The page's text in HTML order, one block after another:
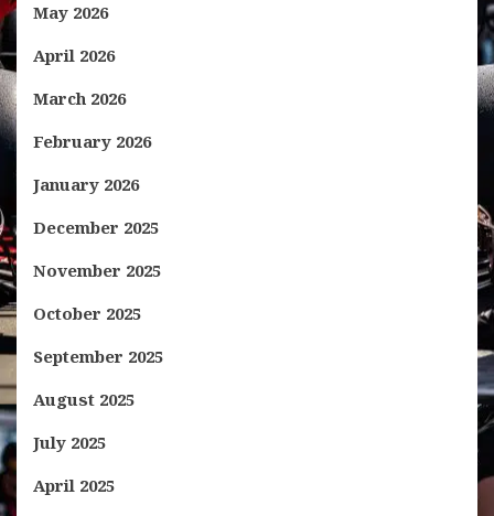
May 2026
April 2026
March 2026
February 2026
January 2026
December 2025
November 2025
October 2025
September 2025
August 2025
July 2025
April 2025